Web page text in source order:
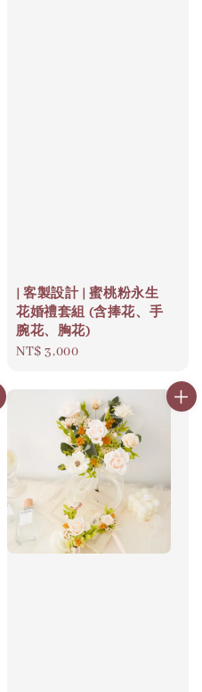
| 客製設計 | 蜜桃粉永生
花婚禮套組 (含捧花、手
腕花、胸花)
Regular
NT$ 3,000